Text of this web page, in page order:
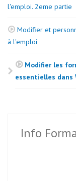
l'emploi. 2eme partie
Modifier et
à l'emploi
Modifier les
essentielles dans
Info